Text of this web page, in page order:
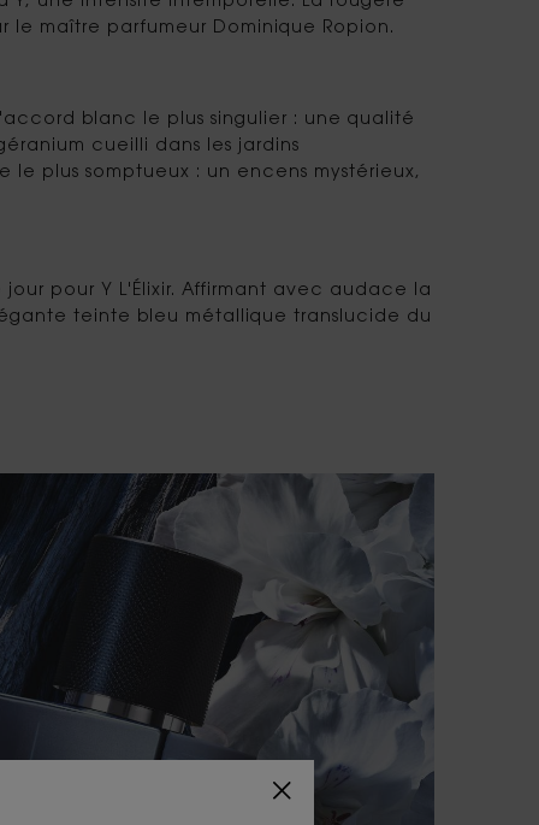
maître parfumeur Dominique Ropion.
blanc le plus singulier : une qualité
cueilli dans les jardins
plus somptueux : un encens mystérieux,
pour Y L'Élixir. Affirmant avec audace la
teinte bleu métallique translucide du